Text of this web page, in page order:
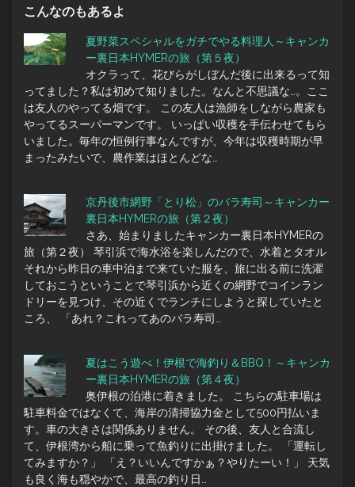
こんなのもあるよ
夏野菜スペシャルをガチでやる料理人～キャンカ
ー裏日本HYMERの旅（第５夜）
オクラって、花びらがしぼんだ後に出来るって知
ってました？私は初めて知りました。なんと不思議な…。ここ
は友人のやってる畑です。 この友人は漁師をしながら農家も
やってるスーパーマンです。 いっぱい収穫を手伝わせてもら
いました。毎年の恒例行事なんですが、今年は収穫時期が早
まったみたいで、農作業はほとんどな…
京丹後市網野「とり松」のバラ寿司～キャンカー
裏日本HYMERの旅（第２夜）
さあ、始まりましたキャンカー裏日本HYMERの
旅（第２夜） 琴引浜で海水浴を楽しんだので、水着とタオル
それから昨日の車中泊まで来ていた服を、旅に出る前に洗濯
しておこうということで琴引浜から近くの網野でコインラン
ドリーを見つけ、その近くでランチにしようと探していたと
ころ、 「あれ？これってあのバラ寿司…
夏はこう遊べ！伊根で海釣り＆BBQ！～キャンカ
ー裏日本HYMERの旅（第４夜）
奥伊根の泊港に着きました。 こちらの駐車場は
駐車料金ではなくて、海岸の清掃協力金として500円払いま
す。車の大きさは関係ありません。 その後、友人と合流し
て、伊根湾から船に乗って魚釣りに出掛けました。 「運転し
てみますか？」 「え？いいんですかぁ？やりたーい！」 天気
も良く海も穏やかで、最高の釣り日…